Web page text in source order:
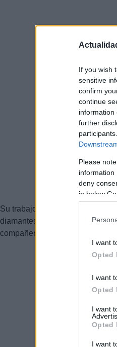
If you wish
sensitive
confirm
continue
information
further
Please
information
deny
in below
I want
Opted
I want
Opted
I want
Opted
I want
Su trabajo de fin de curso para
diamantes y fue elegido el
compañeros de curso.